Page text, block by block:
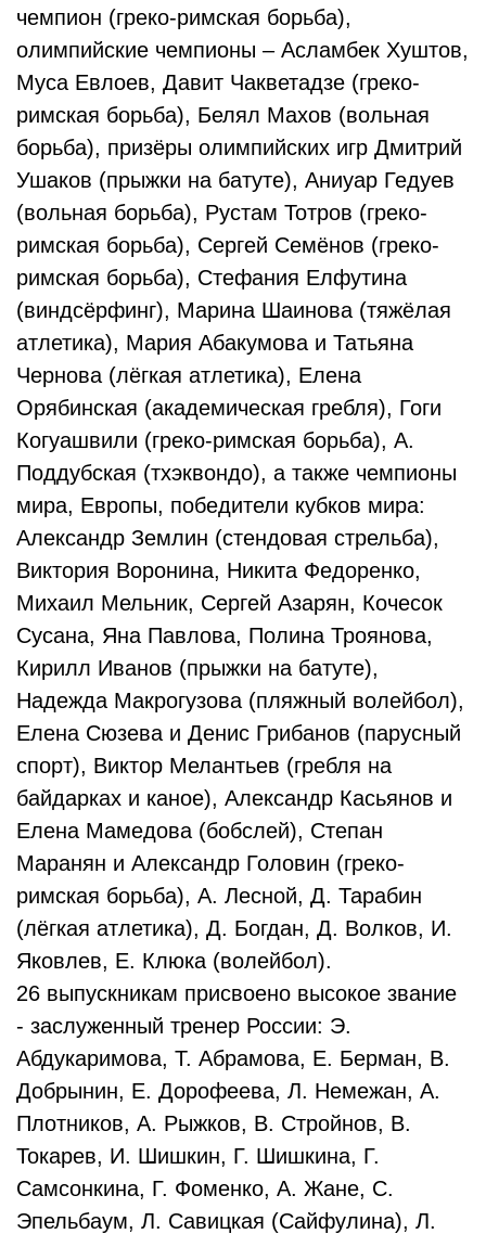
чемпион (греко-римская борьба),
олимпийские чемпионы – Асламбек Хуштов,
Муса Евлоев, Давит Чакветадзе (греко-
римская борьба), Белял Махов (вольная
борьба), призёры олимпийских игр Дмитрий
Ушаков (прыжки на батуте), Аниуар Гедуев
(вольная борьба), Рустам Тотров (греко-
римская борьба), Сергей Семёнов (греко-
римская борьба), Стефания Елфутина
(виндсёрфинг), Марина Шаинова (тяжёлая
атлетика), Мария Абакумова и Татьяна
Чернова (лёгкая атлетика), Елена
Орябинская (академическая гребля), Гоги
Когуашвили (греко-римская борьба), А.
Поддубская (тхэквондо), а также чемпионы
мира, Европы, победители кубков мира:
Александр Землин (стендовая стрельба),
Виктория Воронина, Никита Федоренко,
Михаил Мельник, Сергей Азарян, Кочесок
Сусана, Яна Павлова, Полина Троянова,
Кирилл Иванов (прыжки на батуте),
Надежда Макрогузова (пляжный волейбол),
Елена Сюзева и Денис Грибанов (парусный
спорт), Виктор Мелантьев (гребля на
байдарках и каное), Александр Касьянов и
Елена Мамедова (бобслей), Степан
Маранян и Александр Головин (греко-
римская борьба), А. Лесной, Д. Тарабин
(лёгкая атлетика), Д. Богдан, Д. Волков, И.
Яковлев, Е. Клюка (волейбол).
26 выпускникам присвоено высокое звание
- заслуженный тренер России: Э.
Абдукаримова, Т. Абрамова, Е. Берман, В.
Добрынин, Е. Дорофеева, Л. Немежан, А.
Плотников, А. Рыжков, В. Стройнов, В.
Токарев, И. Шишкин, Г. Шишкина, Г.
Самсонкина, Г. Фоменко, А. Жане, С.
Эпельбаум, Л. Савицкая (Сайфулина), Л.